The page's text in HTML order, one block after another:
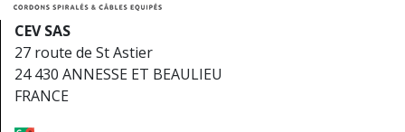
CEV SAS
27 route de St Astier
24 430 ANNESSE ET BEAULIEU
FRANCE